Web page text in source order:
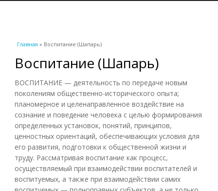
Вы здесь
Главная » Воспитание (Шапарь)
Воспитание (Шапарь)
ВОСПИТАНИЕ — деятельность по передаче новым
поколениям общественно-исторического опыта;
планомерное и целенаправленное воздействие на
сознание и поведение человека с целью формирования
определенных установок, понятий, принципов,
ценностных ориентаций, обеспечивающих условия для
его развития, подготовки к общественной жизни и
труду. Рассматривая воспитание как процесс,
осуществляемый при взаимодействии воспитателей и
воспитуемых, а также при взаимодействии самих